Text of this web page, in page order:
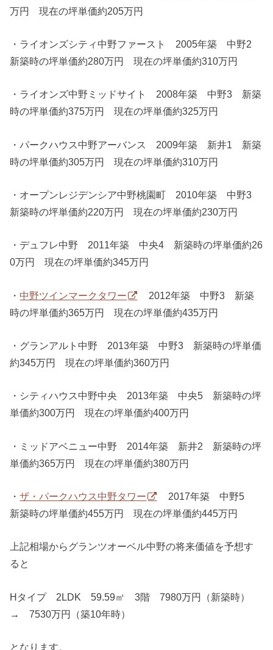
万円 現在の坪単価約205万円
・ライオンズシティ中野ファースト 2005年築 中野2
新築時の坪単価約280万円 現在の坪単価約310万円
・ライオンズ中野ミッドサイト 2008年築 中野3 新築
時の坪単価約375万円 現在の坪単価約325万円
・パークハウス中野アーバンス 2009年築 新井1 新築
時の坪単価約305万円 現在の坪単価約310万円
・オープンレジデンシア中野桃園町 2010年築 中野3
新築時の坪単価約220万円 現在の坪単価約230万円
・デュフレ中野 2011年築 中央4 新築時の坪単価約26
0万円 現在の坪単価約345万円
・ 中野ツインマークタワー
2012年築 中野3 新築
時の坪単価約365万円 現在の坪単価約435万円
・グランアルト中野 2013年築 中野3 新築時の坪単価
約345万円 現在の坪単価約360万円
・シティハウス中野中央 2013年築 中央5 新築時の坪
単価約300万円 現在の坪単価約400万円
・ミッドアベニュー中野 2014年築 新井2 新築時の坪
単価約365万円 現在の坪単価約380万円
・ザ・パークハウス中野タワー
2017年築 中野5
新築時の坪単価約455万円 現在の坪単価約445万円
上記相場からグランツオーベル中野の将来価値を予想す
ると
Hタイプ 2LDK 59.59㎡ 3階 7980万円（新築時）
→ 7530万円（築10年時）
となります。